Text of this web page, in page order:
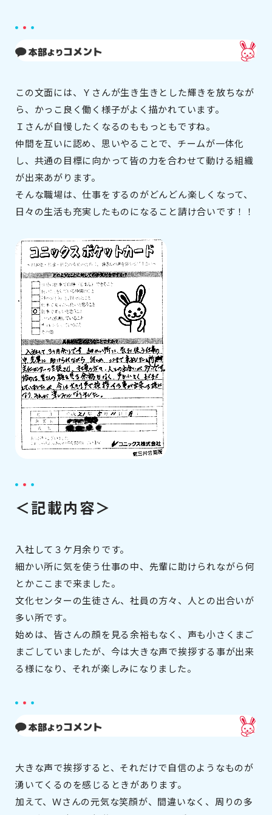
この文面には、Ｙさんが生き生きとした輝きを放ちなが
ら、かっこ良く働く様子がよく描かれています。
Ｉさんが自慢したくなるのももっともですね。
仲間を互いに認め、思いやることで、チームが一体化
し、共通の目標に向かって皆の力を合わせて動ける組織
が出来あがります。
そんな職場は、仕事をするのがどんどん楽しくなって、
日々の生活も充実したものになること請け合いです！！
＜記載内容＞
入社して３ケ月余りです。
細かい所に気を使う仕事の中、先輩に助けられながら何
とかここまで来ました。
文化センターの生徒さん、社員の方々、人との出合いが
多い所です。
始めは、皆さんの顔を見る余裕もなく、声も小さくまご
まごしていましたが、今は大きな声で挨拶する事が出来
る様になり、それが楽しみになりました。
大きな声で挨拶すると、それだけで自信のようなものが
湧いてくるのを感じるときがあります。
加えて、Ｗさんの元気な笑顔が、間違いなく、周りの多